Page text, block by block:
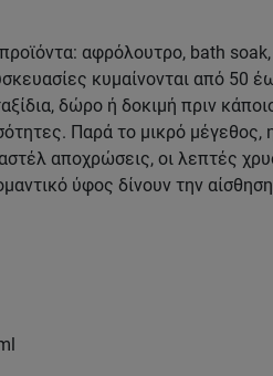
αφρόλουτρο, bath
κυμαίνονται από 50
δώρο ή δοκιμή πριν
Παρά το μικρό μέγεθος,
αποχρώσεις, οι λεπτές
ύφος δίνουν την